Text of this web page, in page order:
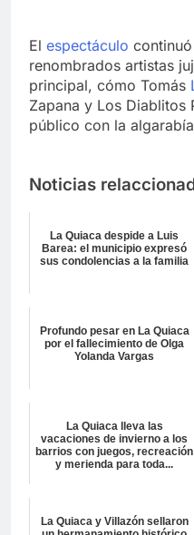
El espectáculo
renombrados artistas
principal, cómo Tomás
Zapana y Los Diablitos
público con la
Noticias
La Quiaca despide a Luis
Barea: el municipio expresó
sus condolencias a la familia
Profundo pesar en La Quiaca
por el fallecimiento de Olga
Yolanda Vargas
La Quiaca lleva las
vacaciones de invierno a los
barrios con juegos, recreación
y merienda para toda...
La Quiaca y Villazón sellaron